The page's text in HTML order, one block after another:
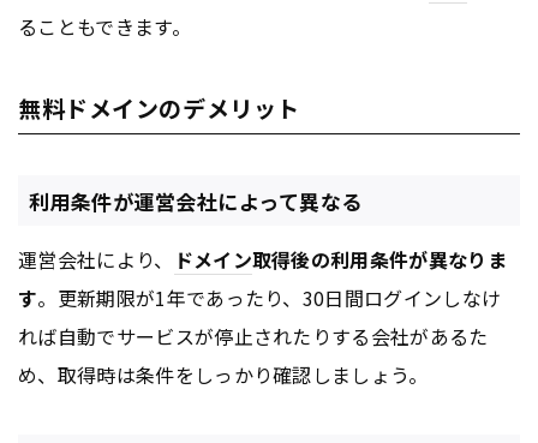
ることもできます。
無料ドメインのデメリット
利用条件が運営会社によって異なる
運営会社により、 ドメイン取得後の利用条件が異なりま
す。更新期限が1年であったり、30日間ログインしなけ
れば自動でサービスが停止されたりする会社があるた
め、取得時は条件をしっかり確認しましょう。